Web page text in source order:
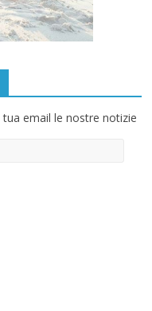
email le nostre notizie